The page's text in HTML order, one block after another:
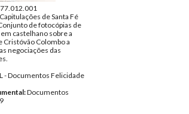
de Santa Fé
de fotocópias de
castelhano sobre a
Cristóvão Colombo a
negociações das
- Documentos Felicidade
Documentos
9